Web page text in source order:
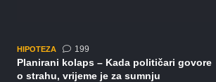
HIPOTEZA 199komentara
Planirani kolaps – Kada političari govore
o strahu, vrijeme je za sumnju